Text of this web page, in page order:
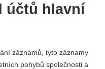
účtů hlavní
záznamů, tyto záznamy
pohybů společnosti a